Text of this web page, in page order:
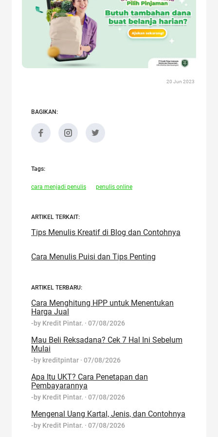
20 Jun 2023
BAGIKAN:
Tags:
cara menjadi penulis penulis online
ARTIKEL TERKAIT:
Tips Menulis Kreatif di Blog dan Contohnya
Cara Menulis Puisi dan Tips Penting
ARTIKEL TERBARU:
Cara Menghitung HPP untuk Menentukan
Harga Jual
-by Kredit Pintar. · 07/08/2026
Mau Beli Reksadana? Cek 7 Hal Ini Sebelum
Mulai
-by kreditpintar · 07/08/2026
Apa Itu UKT? Cara Penetapan dan
Pembayarannya
-by Kredit Pintar. · 07/08/2026
Mengenal Uang Kartal, Jenis, dan Contohnya
-by Kredit Pintar. · 07/08/2026